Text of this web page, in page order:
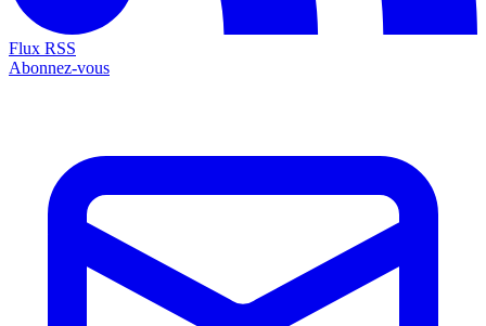
Flux RSS
Abonnez-vous